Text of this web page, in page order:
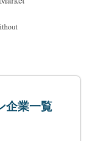
企業一覧